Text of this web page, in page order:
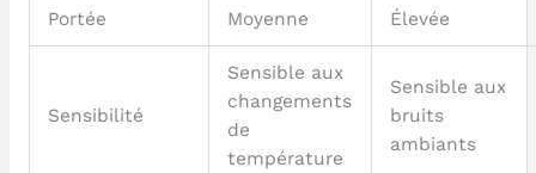
Portée Moyenne Élevée
Sensibilité
Sensible aux
changements
de
température
Sensible aux
bruits
ambiants